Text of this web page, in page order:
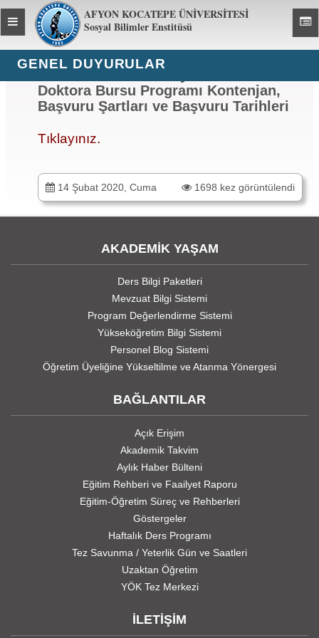
AFYON KOCATEPE ÜNİVERSİTESİ
Sosyal Bilimler Enstitüsü
Toggle
global
navigation
GENEL DUYURULAR
Doktora Bursu Programı Kontenjan,
Başvuru Şartları ve Başvuru Tarihleri
Tıklayınız.
14 Şubat 2020, Cuma 1698 kez görüntülendi
AKADEMİK YAŞAM
Ders Bilgi Paketleri
Mevzuat Bilgi Sistemi
Program Değerlendirme Sistemi
Yükseköğretim Bilgi Sistemi
Personel Blog Sistemi
Öğretim Üyeliğine Yükseltilme ve Atanma Yönergesi
BAĞLANTILAR
Açık Erişim
Akademik Takvim
Aylık Haber Bülteni
Eğitim Rehberi ve Faailyet Raporu
Eğitim-Öğretim Süreç ve Rehberleri
Göstergeler
Haftalık Ders Programı
Tez Savunma / Yeterlik Gün ve Saatleri
Uzaktan Öğretim
YÖK Tez Merkezi
İLETİŞİM